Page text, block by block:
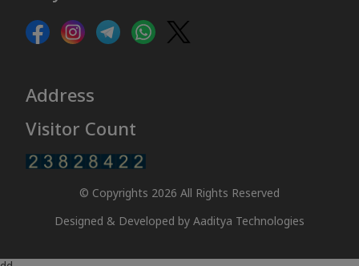
Address
Visitor Count
© Copyrights 2026 All Rights Reserved
Designed & Developed by Aaditya Technologies